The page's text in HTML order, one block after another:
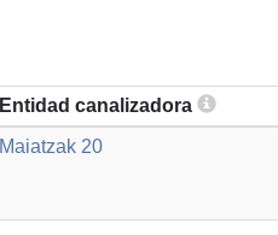
Entidad canalizadora
Maiatzak 20